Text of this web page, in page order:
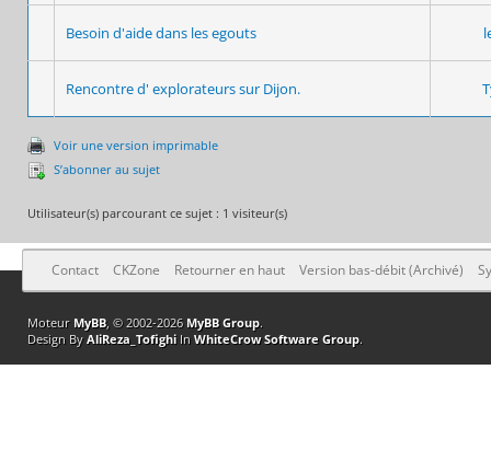
Besoin d'aide dans les egouts
Rencontre d' explorateurs sur Dijon.
Voir une version imprimable
S’abonner au sujet
Utilisateur(s) parcourant ce sujet : 1 visiteur(s)
Contact CKZone Retourner en haut Version bas-débit (Archivé)
Moteur MyBB, © 2002-2026 MyBB Group.
Design By AliReza_TofighiIn WhiteCrow Software Group.